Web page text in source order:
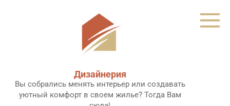
Дизайнерия
Вы собрались менять интерьер или создавать
уютный комфорт в своем жилье? Тогда Вам